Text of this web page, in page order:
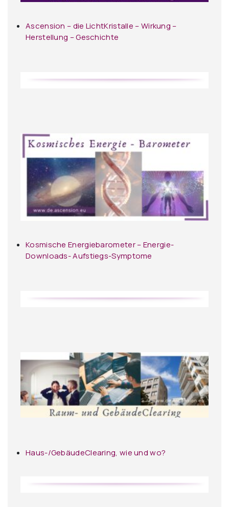
Ascension – die LichtKristalle – Wirkung –
Herstellung – Geschichte
Kosmische Energiebarometer – Energie-
Downloads- Aufstiegs-Symptome
Haus-/GebäudeClearing, wie und wo?